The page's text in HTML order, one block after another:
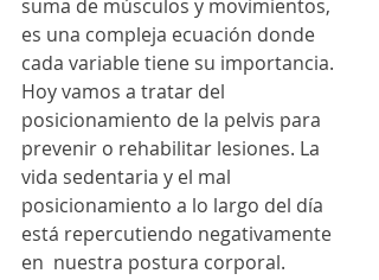
suma de músculos y movimientos,
es una compleja ecuación donde
cada variable tiene su importancia.
Hoy vamos a tratar del
posicionamiento de la pelvis para
prevenir o rehabilitar lesiones. La
vida sedentaria y el mal
posicionamiento a lo largo del día
está repercutiendo negativamente
en  nuestra postura corporal.